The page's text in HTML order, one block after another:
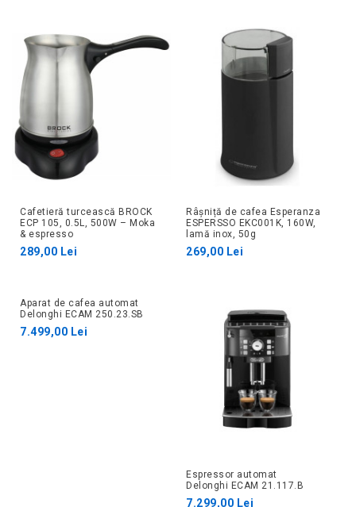
Cafetieră turcească BROCK
ECP 105, 0.5L, 500W – Moka
& espresso
289,00 Lei
Râșniță de cafea Esperanza
ESPERSSO EKC001K, 160W,
lamă inox, 50g
269,00 Lei
Aparat de cafea automat
Delonghi ECAM 250.23.SB
7.499,00 Lei
Espressor automat
Delonghi ECAM 21.117.B
7.299,00 Lei